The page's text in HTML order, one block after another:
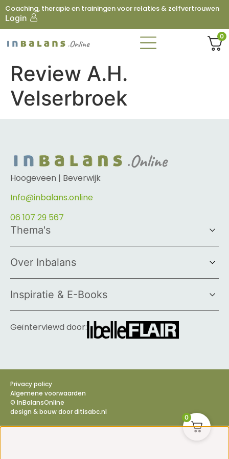
Coaching, therapie en trainingen voor relaties & zelfvertrouwen
Login
0
Review A.H.
Velserbroek
Hoogeveen | Beverwijk
Info@inbalans.online
06 107 29 567
Thema's
Over Inbalans
Inspiratie & E-Books
Geïnterviewd door:
Privacy policy
Algemene voorwaarden
© InBalansOnline
design & bouw doorditisabc.nl
0